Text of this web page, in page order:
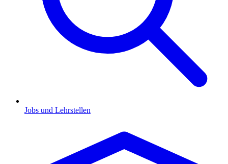
Jobs und Lehrstellen